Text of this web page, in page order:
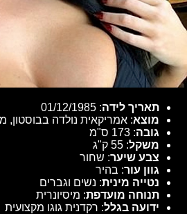
תאריך לידה: 01/12/1985
מוצא: אמריקאית נולדה בבוסטון,
גובה: 173 ס"מ
משקל: 55 ק"ג
צבע שיער: שחור
גוון עור: בהיר
נטייה מינית: נשים וגברים
תנוחה מועדפת: מיסיונרית
ידועה בגלל: רקדנית גוגו מקצועית